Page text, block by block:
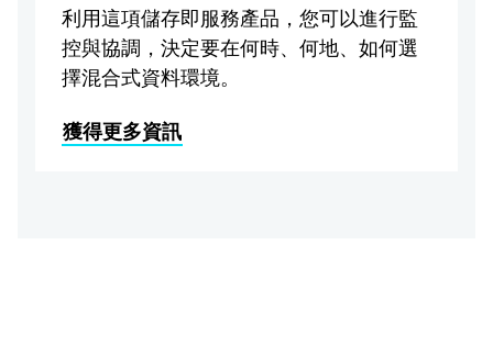
利用這項儲存即服務產品，您可以進行監
控與協調，決定要在何時、何地、如何選
擇混合式資料環境。
獲得更多資訊